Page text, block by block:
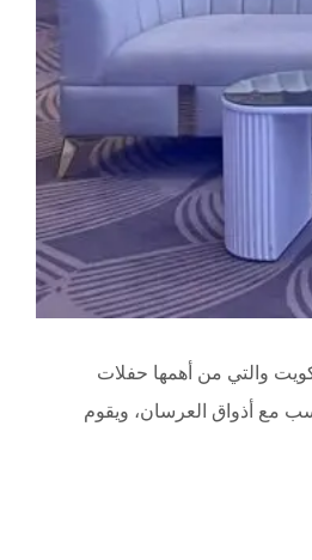
والتي من أهمها حفلات
مع أذواق العرسان، ويقوم